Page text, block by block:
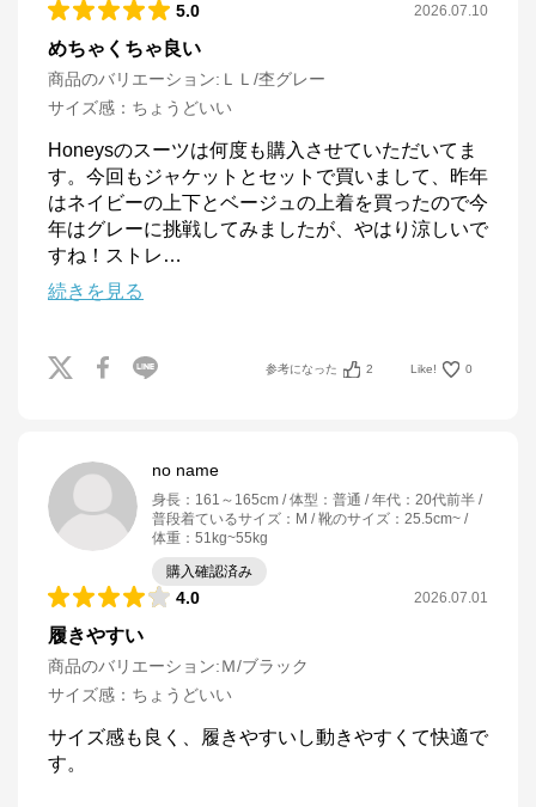
5.0 2026.07.10
めちゃくちゃ良い
商品のバリエーション: ＬＬ/杢グレー
サイズ感 ： ちょうどいい
Honeysのスーツは何度も購入させていただいてま
す。今回もジャケットとセットで買いまして、昨年
はネイビーの上下とベージュの上着を買ったので今
年はグレーに挑戦してみましたが、やはり涼しいで
すね！ストレ …
続きを見る
参考になった 2 Like! 0
no name
身長 ： 161～165cm 体型 ： 普通 年代 ： 20代前半
普段着ているサイズ ： M 靴のサイズ ： 25.5cm~
体重 ： 51kg~55kg
購入確認済み
4.0 2026.07.01
履きやすい
商品のバリエーション:Ｍ/ブラック
サイズ感 ： ちょうどいい
サイズ感も良く、履きやすいし動きやすくて快適で
す。